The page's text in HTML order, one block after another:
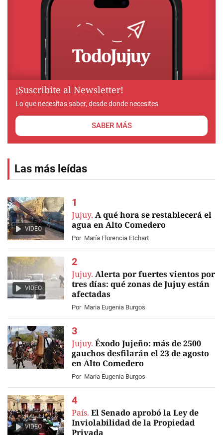
¡Suscribite al Newsletter!
Lo que necesitas saber, desde donde necesites
SABER MÁS
Las más leídas
VIDEO
Jujuy. A qué hora se restablecerá el
agua en Alto Comedero
Por María Florencia Etchart
VIDEO
Jujuy. Alerta por fuertes vientos por
tres días: qué zonas de Jujuy están
afectadas
Por Maria Eugenia Burgos
Jujuy. Éxodo Jujeño: más de 2500
gauchos desfilarán el 23 de agosto
en Alto Comedero
Por Maria Eugenia Burgos
VIDEO
País. El Senado aprobó la Ley de
Inviolabilidad de la Propiedad
Privada